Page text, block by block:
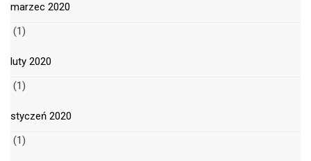
marzec 2020
(1)
luty 2020
(1)
styczeń 2020
(1)